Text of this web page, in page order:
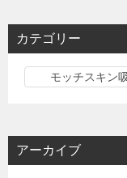
カテゴリー
リ
アーカイブ